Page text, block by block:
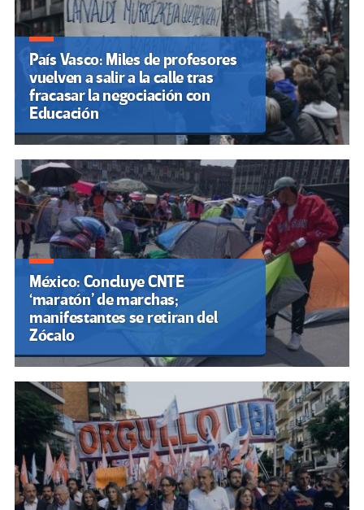
País Vasco: Miles de profesores
vuelven a salir a la calle tras
fracasar la negociación con
Educación
México: Concluye CNTE
‘maratón’ de marchas;
manifestantes se retiran del
Zócalo